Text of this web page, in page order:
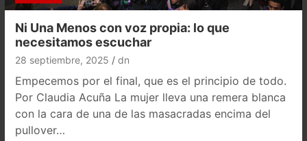
Ni Una Menos con voz propia: lo que
necesitamos escuchar
28 septiembre, 2025 dn
Empecemos por el final, que es el principio de todo.
Por Claudia Acuña La mujer lleva una remera blanca
con la cara de una de las masacradas encima del
pullover…